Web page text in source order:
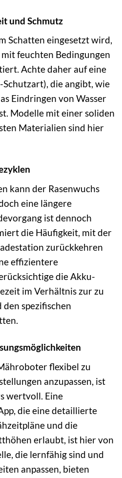
und Schmutz
Schatten eingesetzt wird,
feuchten Bedingungen
Achte daher auf eine
Schutzart), die angibt, wie
Eindringen von Wasser
Modelle mit einer soliden
Materialien sind hier
kann der Rasenwuchs
eine längere
ist dennoch
die Häufigkeit, mit der
zurückkehren
effizientere
die Akku-
im Verhältnis zur zu
den spezifischen
flexibel zu
anzupassen, ist
wertvoll. Eine
die eine detaillierte
und die
erlaubt, ist hier von
die lernfähig sind und
anpassen, bieten